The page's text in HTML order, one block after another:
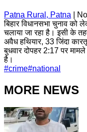
Patna Rural, Patna
बिहार विधानसभा चुनाव को
चलाया जा रहा है। इसी के
अवैध हथियार, 33 जिंदा
बुधवार दोपहर 2:17 पर
है।
#crime#national
MORE NEWS